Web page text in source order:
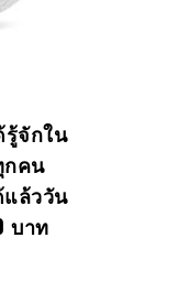
รู้จักใน
กคน
แล้ววัน
บาท